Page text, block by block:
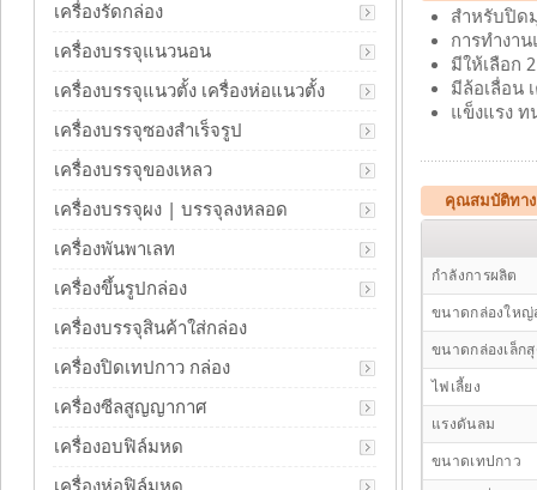
สำหรับปิด
การทำงา
มีให้เลือก
มีล้อเลื่อน
แข็งแรง ท
คุณสมบัติทาง
กำลังการผลิต
ขนาดกล่องใหญ่
ขนาดกล่องเล็ก
ไฟเลี้ยง
แรงดันลม
ขนาดเทปกาว
เครื่องรัดกล่อง
เครื่องบรรจุแนวนอน
เครื่องบรรจุแนวตั้ง เครื่องห่อแนวตั้ง
เครื่องบรรจุซองสำเร็จรูป
เครื่องบรรจุของเหลว
เครื่องบรรจุผง | บรรจุลงหลอด
เครื่องพันพาเลท
เครื่องขึ้นรูปกล่อง
เครื่องบรรจุสินค้าใส่กล่อง
เครื่องปิดเทปกาว กล่อง
เครื่องซีลสูญญากาศ
เครื่องอบฟิล์มหด